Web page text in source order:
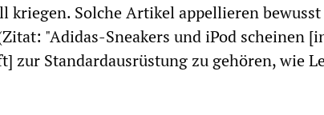
kriegen. Solche Artikel appellieren
"Adidas-Sneakers und iPod scheinen
zur Standardausrüstung zu gehören, wie